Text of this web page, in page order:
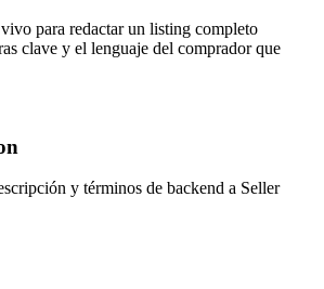
para redactar un listing completo
clave y el lenguaje del comprador que
y términos de backend a Seller